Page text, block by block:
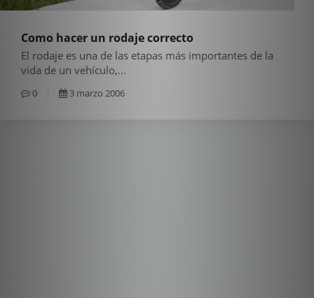
Como hacer un rodaje correcto
El rodaje es una de las etapas más importantes de la
vida de un vehículo,...
0 3 marzo 2006